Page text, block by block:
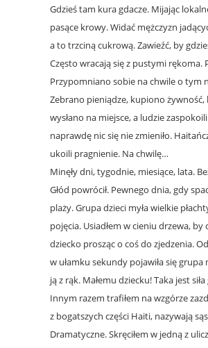
Gdzieś tam kura gdacze. Mijając
pasące krowy. Widać mężczyzn
a to trzciną cukrową. Zawieźć, by
Często wracają się z pustymi rękoma.
Przypomniano sobie na chwile o tym
Zebrano pieniądze, kupiono żywność,
wysłano na miejsce, a ludzie
naprawdę nic się nie zmieniło.
ukoili pragnienie. Na chwilę…
Minęły dni, tygodnie, miesiące, lata.
Głód powrócił. Pewnego dnia, gdy
plaży. Grupa dzieci myła wielkie
pojęcia. Usiadłem w cieniu drzewa, by
dziecko prosząc o coś do zjedzenia.
w ułamku sekundy pojawiła się
ją z rąk. Małemu dziecku! Taka jest
Innym razem trafiłem na wzgórze
z bogatszych części Haiti, nazywają
Dramatyczne. Skręciłem w jedną z